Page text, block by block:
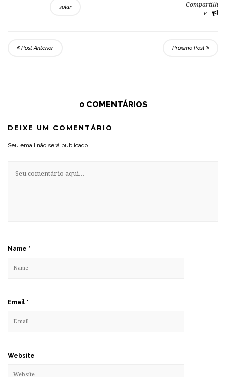
solar
Compartilh
e
Post Anterior Próximo Post
0 COMENTÁRIOS
DEIXE UM COMENTÁRIO
Seu email não será publicado.
Name *
Email *
Website